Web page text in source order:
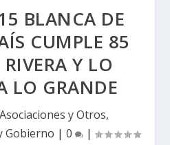
BLANCA DE
CUMPLE 85
Y LO
LO GRANDE
Asociaciones y Otros,
Gobierno | 0 |